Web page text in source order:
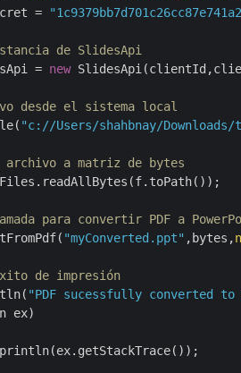
=
de SlidesApi
=
new
desde el sistema local
"c://Users/shahbnay/
a matriz de bytes
para convertir PDF a
"myConverted.ppt" ,bytes,
de impresión
"PDF sucessfully converted to
ex)